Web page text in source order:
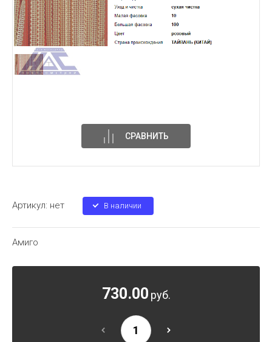
СРАВНИТЬ
Артикул: нет В наличии
Амиго
730.00 руб.